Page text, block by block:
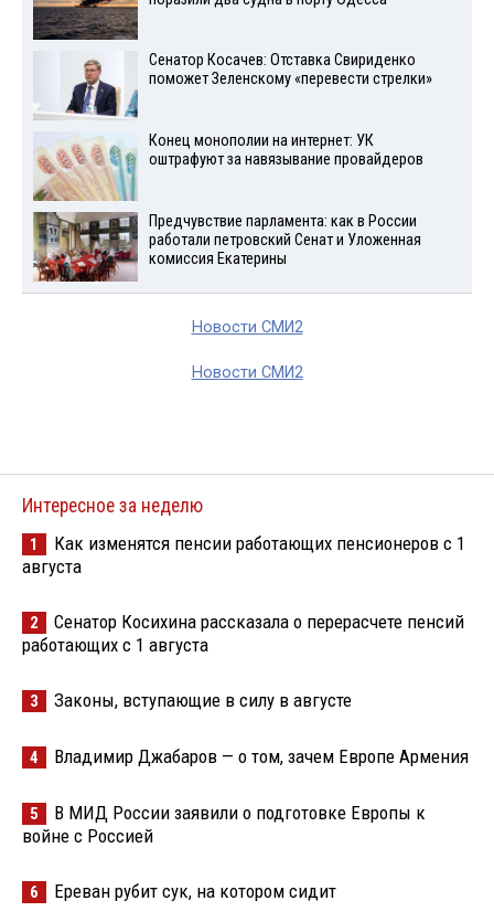
Сенатор Косачев: Отставка Свириденко
поможет Зеленскому «перевести стрелки»
Конец монополии на интернет: УК
оштрафуют за навязывание провайдеров
Предчувствие парламента: как в России
работали петровский Сенат и Уложенная
комиссия Екатерины
Новости СМИ2
Новости СМИ2
Интересное за неделю
1
Как изменятся пенсии работающих пенсионеров с 1
августа
2
Сенатор Косихина рассказала о перерасчете пенсий
работающих с 1 августа
3 Законы, вступающие в силу в августе
4 Владимир Джабаров — о том, зачем Европе Армения
5
В МИД России заявили о подготовке Европы к
войне с Россией
6 Ереван рубит сук, на котором сидит